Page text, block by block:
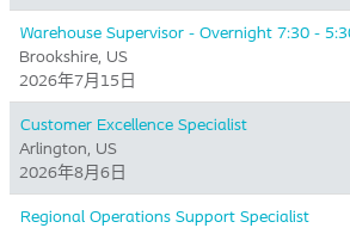
Warehouse Supervisor - Overnight 7:30 -
Brookshire, US
2026年7月15日
Customer Excellence Specialist
Arlington, US
2026年8月6日
Regional Operations Support Specialist